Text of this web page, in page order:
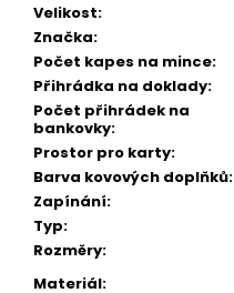
Velikost:
Značka:
Počet kapes na mince:
Přihrádka na doklady:
Počet přihrádek na
bankovky:
Prostor pro karty:
Barva kovových doplňků:
Zapínání:
Typ:
Rozměry:
Materiál: